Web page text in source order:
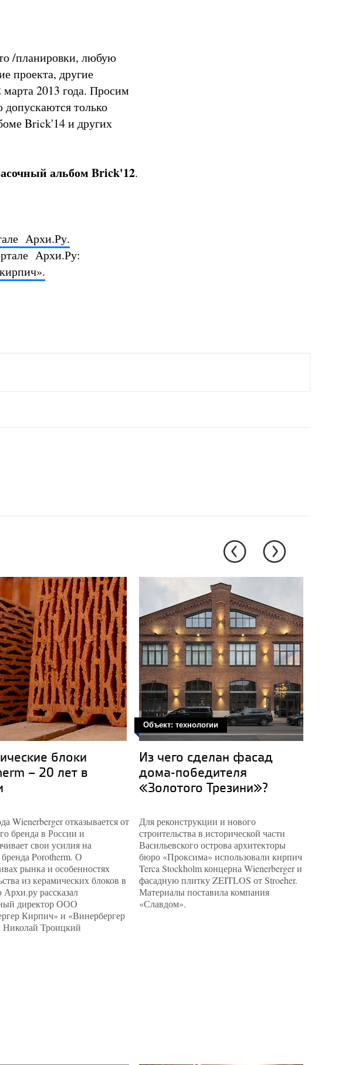
/планировки, любую
проекта, другие
2013 года. Просим
допускаются только
Brick'14 и других
альбом Brick'12.
Архи.Ру.
Архи.Ру:
блоки
– 20 лет в
Wienerberger отказывается от
бренда в России и
свои усилия на
Porotherm. О
рынка и особенностях
из керамических блоков в
рассказал
директор ООО
Кирпич» и «Винербергер
Николай Троицкий
Объект: технологии
Из чего сделан фасад
дома-победителя
«Золотого Трезини»?
Для реконструкции и нового
строительства в исторической части
Васильевского острова архитекторы
бюро «Проксима» использовали кирпич
Terca Stockholm концерна Wienerberger и
фасадную плитку ZEITLOS от Stroeher.
Материалы поставила компания
«Славдом».